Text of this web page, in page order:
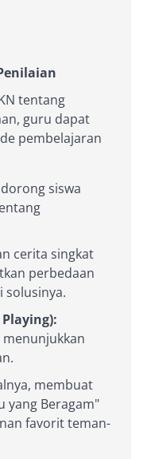
tentang
guru dapat
pembelajaran
siswa
cerita singkat
perbedaan
solusinya.
menunjukkan
membuat
yang Beragam"
favorit teman-